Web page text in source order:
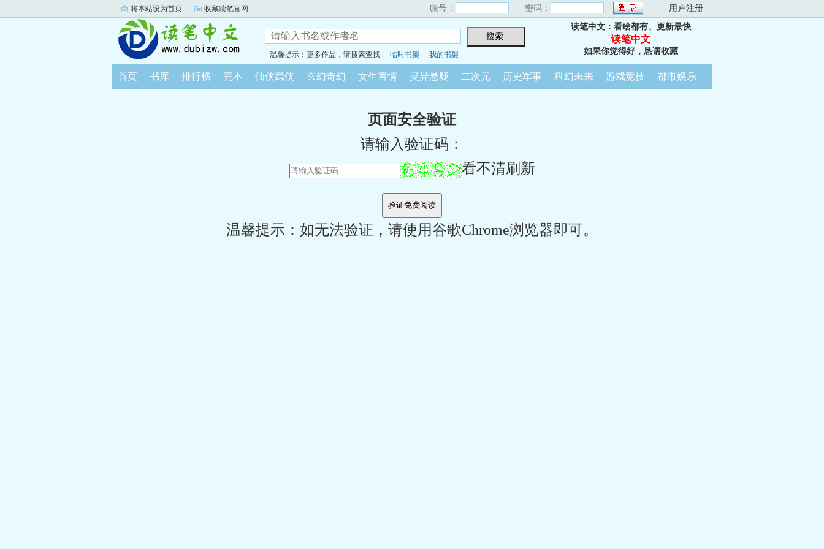
将本站设为首页 收藏读笔官网 账号： 密码： 用户注册
温馨提示：更多作品，请搜索查找 临时书架 我的书架
读笔中文：看啥都有、更新最快
读笔中文
如果你觉得好，恳请收藏
首页 书库 排行榜 完本 仙侠武侠 玄幻奇幻 女生言情 灵异悬疑 二次元 历史军事 科幻未来 游戏竞技 都市娱乐
页面安全验证
请输入验证码：
看不清刷新
温馨提示：如无法验证，请使用谷歌Chrome浏览器即可。